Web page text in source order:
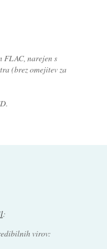
narejen s
(brez omejitev za
:
virov: